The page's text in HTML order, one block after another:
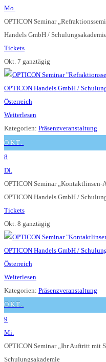
Mo.
OPTICON Seminar
Handels GmbH /
Tickets
Okt. 7 ganztägig
Weiterlesen
Kategorien: Präsenzveranstaltung
OKT.
8
Di.
OPTICON Seminar „Kontaktlinsen-
OPTICON Handels GmbH /
Tickets
Okt. 8 ganztägig
Weiterlesen
Kategorien: Präsenzveranstaltung
OKT.
9
Mi.
OPTICON Seminar „Ihr Auftritt mit
Schulungsakademie